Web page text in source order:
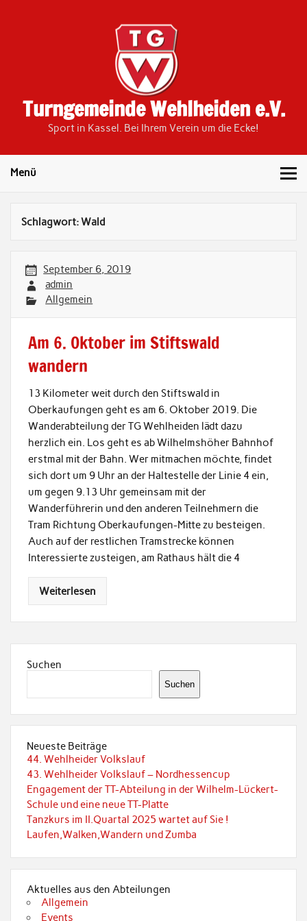
Turngemeinde Wehlheiden e.V.
Sport in Kassel. Bei Ihrem Verein um die Ecke!
Menü
Schlagwort:Wald
September 6, 2019
admin
Allgemein
Am 6. Oktober im Stiftswald
wandern
13 Kilometer weit durch den Stiftswald in
Oberkaufungen geht es am 6. Oktober 2019. Die
Wanderabteilung der TG Wehlheiden lädt dazu
herzlich ein. Los geht es ab Wilhelmshöher Bahnhof
erstmal mit der Bahn. Wer mitmachen möchte, findet
sich dort um 9 Uhr an der Haltestelle der Linie 4 ein,
um gegen 9.13 Uhr gemeinsam mit der
Wanderführerin und den anderen Teilnehmern die
Tram Richtung Oberkaufungen-Mitte zu besteigen.
Auch auf der restlichen Tramstrecke können
Interessierte zusteigen, am Rathaus hält die 4
Weiterlesen
Suchen
Suchen
Neueste Beiträge
44. Wehlheider Volkslauf
43. Wehlheider Volkslauf – Nordhessencup
Engagement der TT-Abteilung in der Wilhelm-Lückert-
Schule und eine neue TT-Platte
Tanzkurs im II.Quartal 2025 wartet auf Sie !
Laufen,Walken,Wandern und Zumba
Aktuelles aus den Abteilungen
Allgemein
Events